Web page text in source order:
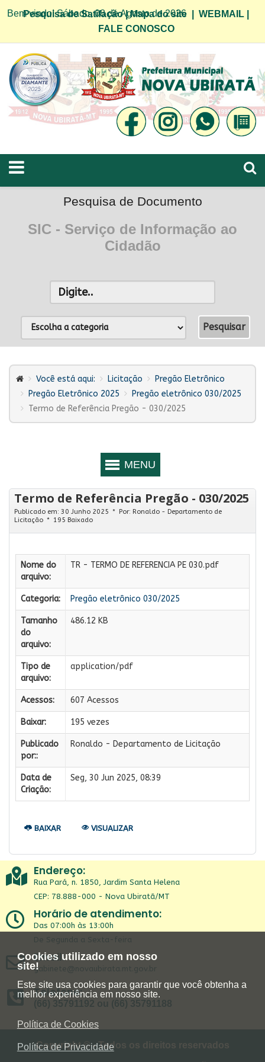
Cookies utilizado em nosso
site!
Este site usa cookies para garantir que você obtenha a
melhor experiência em nosso site.
Política de Cookies
Política de Privacidade
Bem vindo! Sábado, 08 de Agosto de 2026
Pesquisa de Satifação|Mapa do site WEBMAIL
FALE CONOSCO
Pesquisa de Documento
SIC - Serviço de Informação ao
Cidadão
Você está aqui: Licitação
Pregão Eletrônico
Pregão Eletrônico 2025
Pregão eletrônico 030/2025
Termo de Referência Pregão - 030/2025
Termo de Referência Pregão - 030/2025
Publicado em: 30 Junho 2025 Por: Ronaldo - Departamento de
Licitação
195 Baixado
Nome do
arquivo:
TR - TERMO DE REFERENCIA PE 030.pdf
Categoria: Pregão eletrônico 030/2025
Tamanho
do
arquivo:
486.12 KB
Tipo de
arquivo:
application/pdf
Acessos: 607 Acessos
Baixar: 195 vezes
Publicado
por::
Ronaldo - Departamento de Licitação
Data de
Criação:
Seg, 30 Jun 2025, 08:39
BAIXAR VISUALIZAR
Endereço:
Rua Pará, n. 1850, Jardim Santa Helena
CEP: 78.888-000 - Nova Ubiratã/MT
Horário de atendimento:
Das 07:00h às 13:00h
De Segunda a Sexta-feira
Email:
gabinete@novaubirata.mt.gov.br
Telefone:
(66) 35791192 ou (66) 35791188
Copyright © - Todos os direitos reservados